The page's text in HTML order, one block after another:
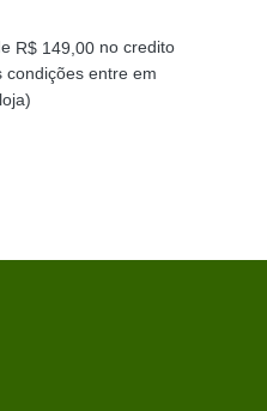
R$149,00no credito
condições entre em